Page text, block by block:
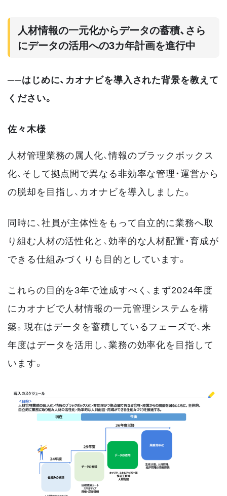
人材情報の一元化からデータの蓄積、さら
にデータの活用への3カ年計画を進行中
──はじめに、カオナビを導入された背景を教えて
ください。
佐々木様
人材管理業務の属人化、情報のブラックボックス
化、そして拠点間で異なる非効率な管理・運営から
の脱却を目指し、カオナビを導入しました。
同時に、社員が主体性をもって自立的に業務へ取
り組む人材の活性化と、効率的な人材配置・育成が
できる仕組みづくりも目的としています。
これらの目的を3年で達成すべく、まず2024年度
にカオナビで人材情報の一元管理システムを構
築。現在はデータを蓄積しているフェーズで、来
年度はデータを活用し、業務の効率化を目指して
います。